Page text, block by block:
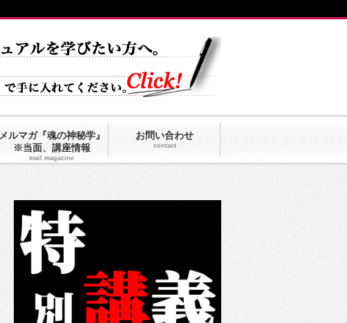
メルマガ『魂の神秘学』
※当面、講座情報
mail magazine
お問い合わせ
contact